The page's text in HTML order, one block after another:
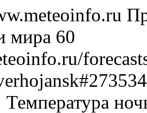
мира 60
Температура